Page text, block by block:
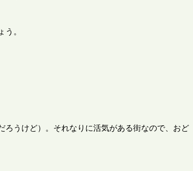
。
うけど）。それなりに活気がある街なので、おど